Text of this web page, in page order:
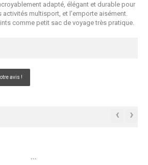
adapté, élégant et durable pour
activités multisport, et l'emporte aisément.
comme petit sac de voyage très pratique.
avis !
‹ ›
```